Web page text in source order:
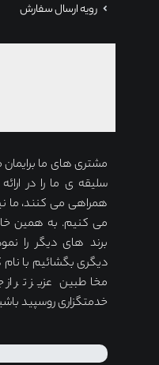
رویه ارسال سفارش
مشتری های ما
سلیقه ی ما را در
همراهی می کنند، ما
می کنیم. به همین
برند های دیگر را
مخاطبین عزیز تر از
خدمتگزاری روسپید